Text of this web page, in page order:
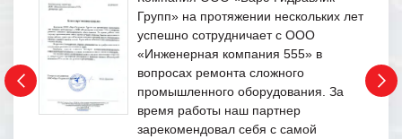
Групп» на протяжении нескольких лет
успешно сотрудничает с ООО
«Инженерная компания 555» в
вопросах ремонта сложного
промышленного оборудования. За
время работы наш партнер
зарекомендовал себя с самой